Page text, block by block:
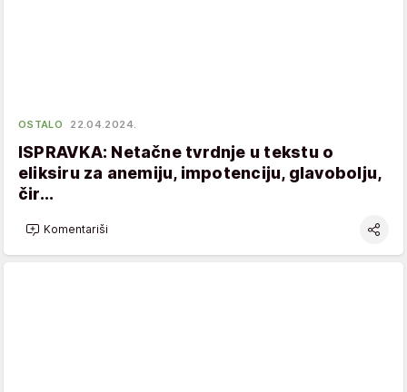
OSTALO 22.04.2024.
ISPRAVKA: Netačne tvrdnje u tekstu o
eliksiru za anemiju, impotenciju, glavobolju,
čir...
Komentariši